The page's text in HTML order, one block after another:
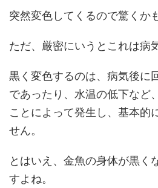
突然変色してくるので驚くか
ただ、厳密にいうとこれは病
黒く変色するのは、病気後に
であったり、水温の低下など
ことによって発生し、基本的
せん。
とはいえ、金魚の身体が黒く
すよね。